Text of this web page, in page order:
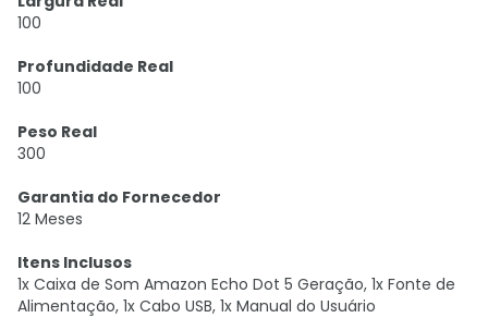
100
Profundidade Real
100
Peso Real
300
Garantia do Fornecedor
12 Meses
Itens Inclusos
1x Caixa de Som Amazon Echo Dot 5 Geração, 1x Fonte de
Alimentação, 1x Cabo USB, 1x Manual do Usuário